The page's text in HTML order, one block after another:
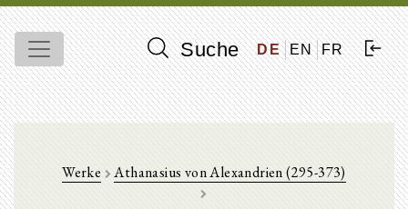
Suche DE EN FR
Werke Athanasius von Alexandrien (295-373)